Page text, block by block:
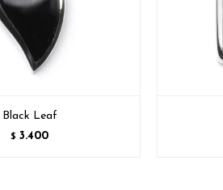
Black Leaf
$ 3.400